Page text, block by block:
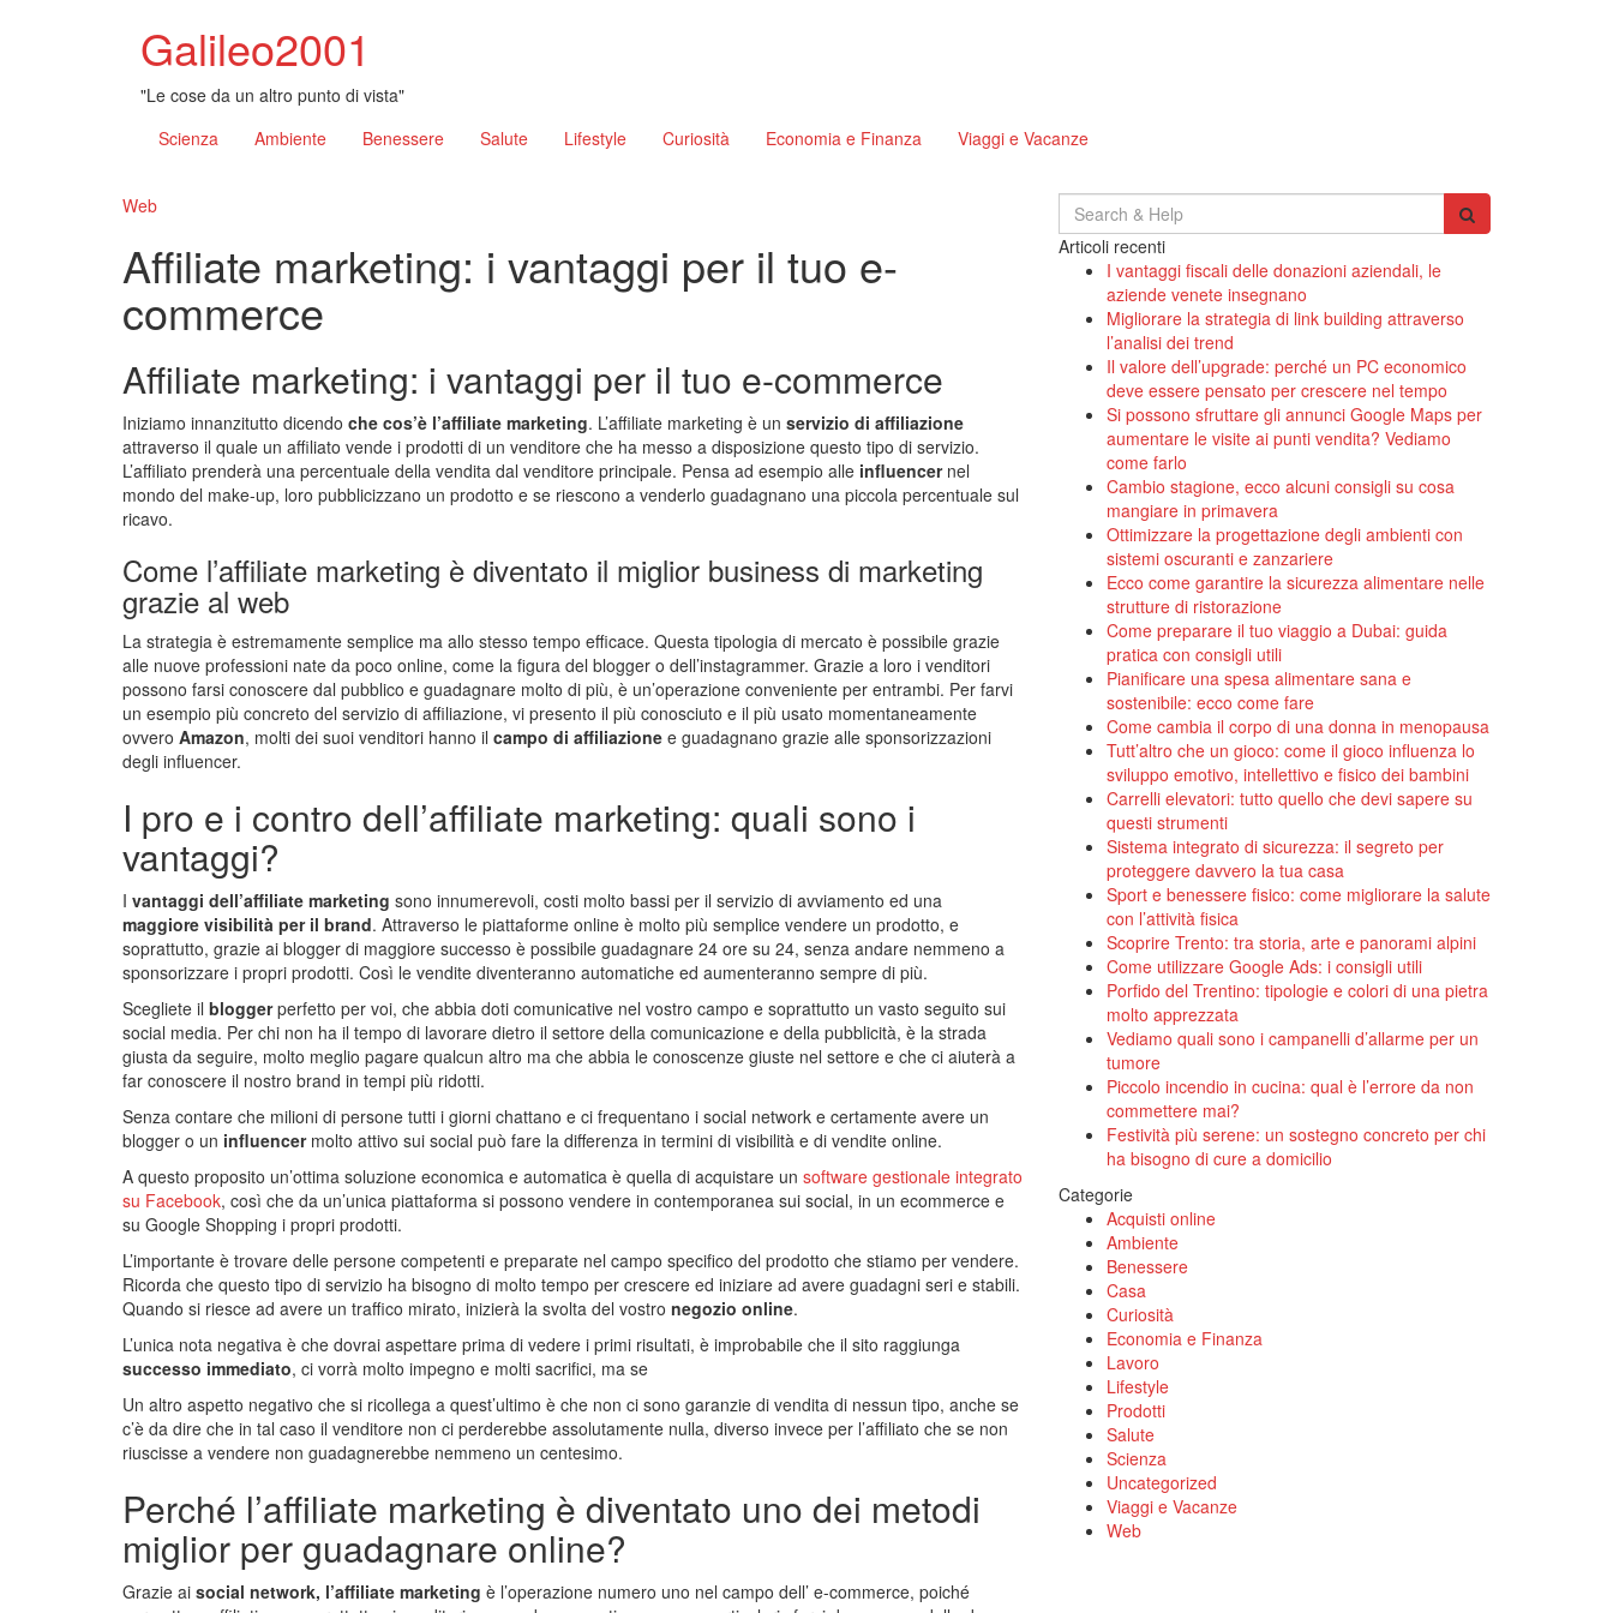
Galileo2001
"Le cose da un altro punto di vista"
Scienza
Ambiente Benessere Salute Lifestyle Curiosità Economia e Finanza Viaggi e Vacanze
Web
Affiliate marketing: i vantaggi per il tuo e-
commerce
Affiliate marketing: i vantaggi per il tuo e-commerce
Iniziamo innanzitutto dicendo che cos’è l’affiliate marketing. L’affiliate marketing è un servizio di affiliazione
attraverso il quale un affiliato vende i prodotti di un venditore che ha messo a disposizione questo tipo di servizio.
L’affiliato prenderà una percentuale della vendita dal venditore principale. Pensa ad esempio alle influencernel
mondo del make-up, loro pubblicizzano un prodotto e se riescono a venderlo guadagnano una piccola percentuale sul
ricavo.
Come l’affiliate marketing è diventato il miglior business di marketing
grazie al web
La strategia è estremamente semplice ma allo stesso tempo efficace. Questa tipologia di mercato è possibile grazie
alle nuove professioni nate da poco online, come la figura del blogger o dell’instagrammer. Grazie a loro i venditori
possono farsi conoscere dal pubblico e guadagnare molto di più, è un’operazione conveniente per entrambi. Per farvi
un esempio più concreto del servizio di affiliazione, vi presento il più conosciuto e il più usato momentaneamente
ovvero Amazon, molti dei suoi venditori hanno il campo di affiliazione e guadagnano grazie alle sponsorizzazioni
degli influencer.
I pro e i contro dell’affiliate marketing: quali sono i
vantaggi?
I vantaggi dell’affiliate marketing sono innumerevoli, costi molto bassi per il servizio di avviamento ed una
maggiore visibilità per il brand. Attraverso le piattaforme online è molto più semplice vendere un prodotto, e
soprattutto, grazie ai blogger di maggiore successo è possibile guadagnare 24 ore su 24, senza andare nemmeno a
sponsorizzare i propri prodotti. Così le vendite diventeranno automatiche ed aumenteranno sempre di più.
Scegliete il bloggerperfetto per voi, che abbia doti comunicative nel vostro campo e soprattutto un vasto seguito sui
social media. Per chi non ha il tempo di lavorare dietro il settore della comunicazione e della pubblicità, è la strada
giusta da seguire, molto meglio pagare qualcun altro ma che abbia le conoscenze giuste nel settore e che ci aiuterà a
far conoscere il nostro brand in tempi più ridotti.
Senza contare che milioni di persone tutti i giorni chattano e ci frequentano i social network e certamente avere un
blogger o un influencer molto attivo sui social può fare la differenza in termini di visibilità e di vendite online.
A questo proposito un’ottima soluzione economica e automatica è quella di acquistare un software gestionale integrato
su Facebook, così che da un’unica piattaforma si possono vendere in contemporanea sui social, in un ecommerce e
su Google Shopping i propri prodotti.
L’importante è trovare delle persone competenti e preparate nel campo specifico del prodotto che stiamo per vendere.
Ricorda che questo tipo di servizio ha bisogno di molto tempo per crescere ed iniziare ad avere guadagni seri e stabili.
Quando si riesce ad avere un traffico mirato, inizierà la svolta del vostro negozio online.
L’unica nota negativa è che dovrai aspettare prima di vedere i primi risultati, è improbabile che il sito raggiunga
successo immediato, ci vorrà molto impegno e molti sacrifici, ma se
Un altro aspetto negativo che si ricollega a quest’ultimo è che non ci sono garanzie di vendita di nessun tipo, anche se
c’è da dire che in tal caso il venditore non ci perderebbe assolutamente nulla, diverso invece per l’affiliato che se non
riuscisse a vendere non guadagnerebbe nemmeno un centesimo.
Perché l’affiliate marketing è diventato uno dei metodi
miglior per guadagnare online?
Grazie ai social network, l’affiliate marketing è l’operazione numero uno nel campo dell’ e-commerce, poiché
Search
for:
Articoli recenti
I vantaggi fiscali delle donazioni aziendali, le
aziende venete insegnano
Migliorare la strategia di link building attraverso
l’analisi dei trend
Il valore dell’upgrade: perché un PC economico
deve essere pensato per crescere nel tempo
Si possono sfruttare gli annunci Google Maps per
aumentare le visite ai punti vendita? Vediamo
come farlo
Cambio stagione, ecco alcuni consigli su cosa
mangiare in primavera
Ottimizzare la progettazione degli ambienti con
sistemi oscuranti e zanzariere
Ecco come garantire la sicurezza alimentare nelle
strutture di ristorazione
Come preparare il tuo viaggio a Dubai: guida
pratica con consigli utili
Pianificare una spesa alimentare sana e
sostenibile: ecco come fare
Come cambia il corpo di una donna in menopausa
Tutt’altro che un gioco: come il gioco influenza lo
sviluppo emotivo, intellettivo e fisico dei bambini
Carrelli elevatori: tutto quello che devi sapere su
questi strumenti
Sistema integrato di sicurezza: il segreto per
proteggere davvero la tua casa
Sport e benessere fisico: come migliorare la salute
con l’attività fisica
Scoprire Trento: tra storia, arte e panorami alpini
Come utilizzare Google Ads: i consigli utili
Porfido del Trentino: tipologie e colori di una pietra
molto apprezzata
Vediamo quali sono i campanelli d’allarme per un
tumore
Piccolo incendio in cucina: qual è l’errore da non
commettere mai?
Festività più serene: un sostegno concreto per chi
ha bisogno di cure a domicilio
Categorie
Acquisti online
Ambiente
Benessere
Casa
Curiosità
Economia e Finanza
Lavoro
Lifestyle
Prodotti
Salute
Scienza
Uncategorized
Viaggi e Vacanze
Web